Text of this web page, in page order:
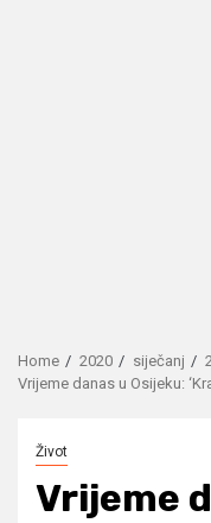
Home 2020 siječanj
Vrijeme danas u Osijeku:
Život
Vrijeme